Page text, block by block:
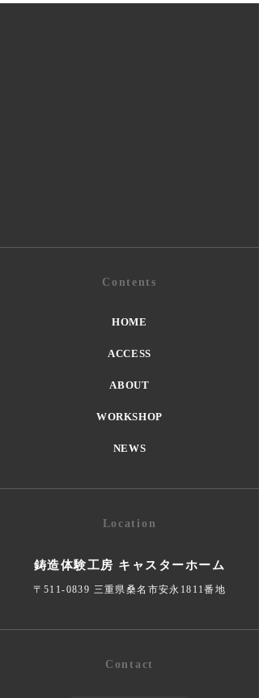
Contents
HOME
ACCESS
ABOUT
WORKSHOP
NEWS
Location
鋳造体験工房 キャスターホーム
〒511-0839 三重県桑名市安永1811番地
Contact